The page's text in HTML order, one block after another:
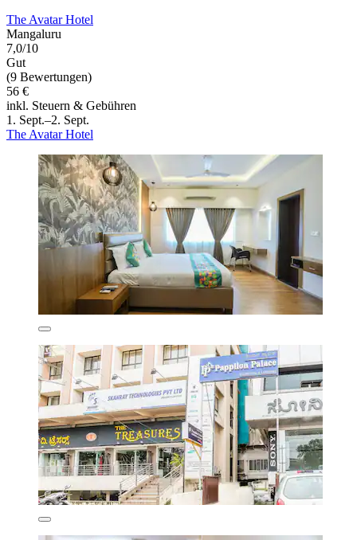
The Avatar Hotel
Mangaluru
7,0/10
Gut
(9 Bewertungen)
56 €
inkl. Steuern & Gebühren
1. Sept.–2. Sept.
The Avatar Hotel